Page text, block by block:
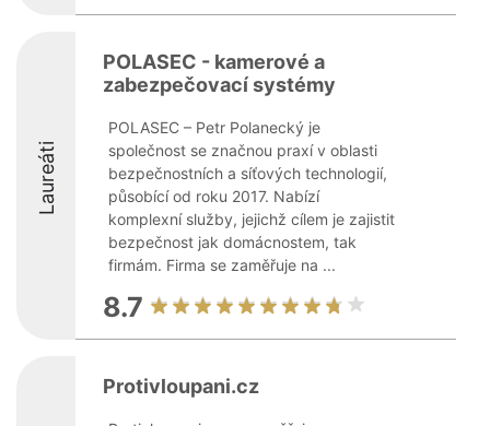
Laureáti
POLASEC - kamerové a
zabezpečovací systémy
POLASEC – Petr Polanecký je
společnost se značnou praxí v oblasti
bezpečnostních a síťových technologií,
působící od roku 2017. Nabízí
komplexní služby, jejichž cílem je zajistit
bezpečnost jak domácnostem, tak
firmám. Firma se zaměřuje na ...
8.7
Protivloupani.cz